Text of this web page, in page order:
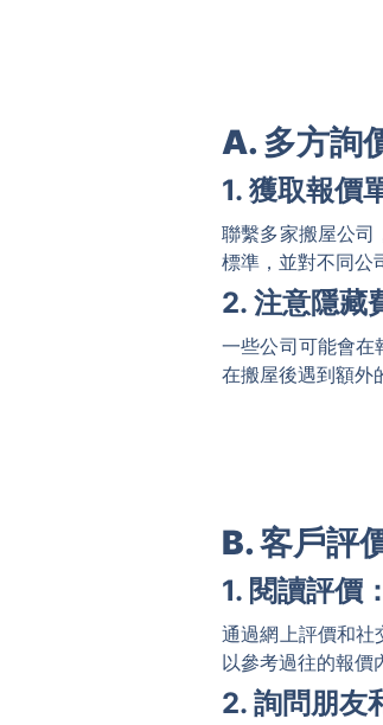
A. 多方詢
1. 獲取報價
聯繫多家搬屋公司
標準，並對不同公
2. 注意隱藏
一些公司可能會在
在搬屋後遇到額外
B. 客戶評
1. 閱讀評價：
通過網上評價和社
以參考過往的報價
2. 詢問朋友